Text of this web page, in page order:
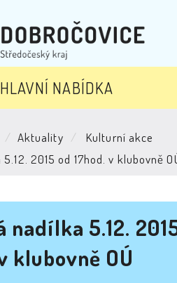
HLAVNÍ NABÍDKA
Aktuality
Kulturní akce
2015 od 17hod. v klubovně
nadílka 5.12.
klubovně OÚ